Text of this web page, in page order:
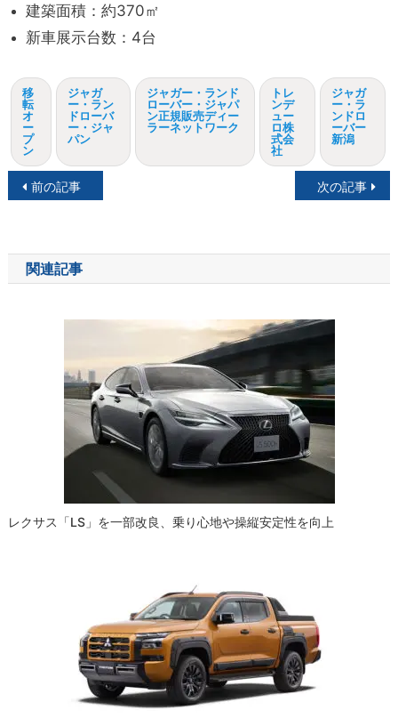
建築面積：約370㎡
新車展示台数：4台
移
転
オ
ー
プ
ン
ジャガ
ー・ラン
ドローバ
ー・ジャ
パン
ジャガー・ランド
ローバー・ジャパ
ン正規販売ディー
ラーネットワーク
トレ
ンデ
ュー
ロ株
式会
社
ジャガ
ー・ラ
ンドロ
ーバー
新潟
投
ナ
ビ
前の記事 次の記事
関連記事
レクサス「LS」を一部改良、乗り心地や操縦安定性を向上